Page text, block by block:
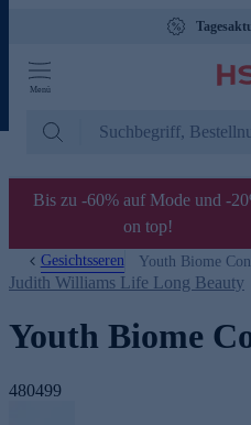
Menü
Bis zu -60% auf Mode und -
on top!
Gesichtsseren Youth Biome
Judith Williams Life Long Beauty
Youth Biome
480499